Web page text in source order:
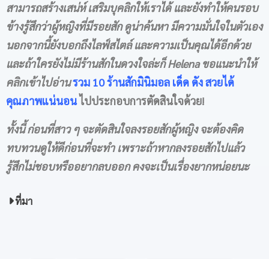
สามารถสร้างเสน่ห์ เสริมบุคลิกให้เราได้ และยังทำให้คนรอบ
ข้างรู้สึกว่าผู้หญิงที่มีรอยสัก ดูน่าค้นหา มีความมั่นใจในตัวเอง
นอกจากนี้ยังบอกถึงไลฟ์สไตล์ และความเป็นคุณได้อีกด้วย
และถ้าใครยังไม่มีร้านสักในดวงใจล่ะก็ Helena ขอแนะนำให้
คลิกเข้าไปอ่านรวม 10 ร้านสักมินิมอล เด็ด ดัง สวยได้
คุณภาพแน่นอนไปประกอบการตัดสินใจด้วย!
ทั้งนี้ ก่อนที่สาว ๆ จะตัดสินใจลงรอยสักผู้หญิง จะต้องคิด
ทบทวนดูให้ดีก่อนที่จะทำ เพราะถ้าหากลงรอยสักไปแล้ว
รู้สึกไม่ชอบหรืออยากลบออก คงจะเป็นเรื่องยากหน่อยนะ
ที่มา